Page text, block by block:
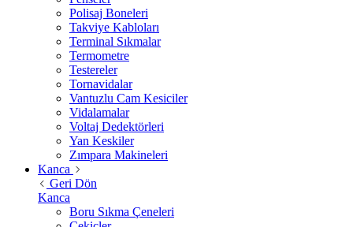
Polisaj Boneleri
Takviye Kabloları
Terminal Sıkmalar
Termometre
Testereler
Tornavidalar
Vantuzlu Cam Kesiciler
Vidalamalar
Voltaj Dedektörleri
Yan Keskiler
Zımpara Makineleri
Kanca
Geri Dön
Kanca
Boru Sıkma Çeneleri